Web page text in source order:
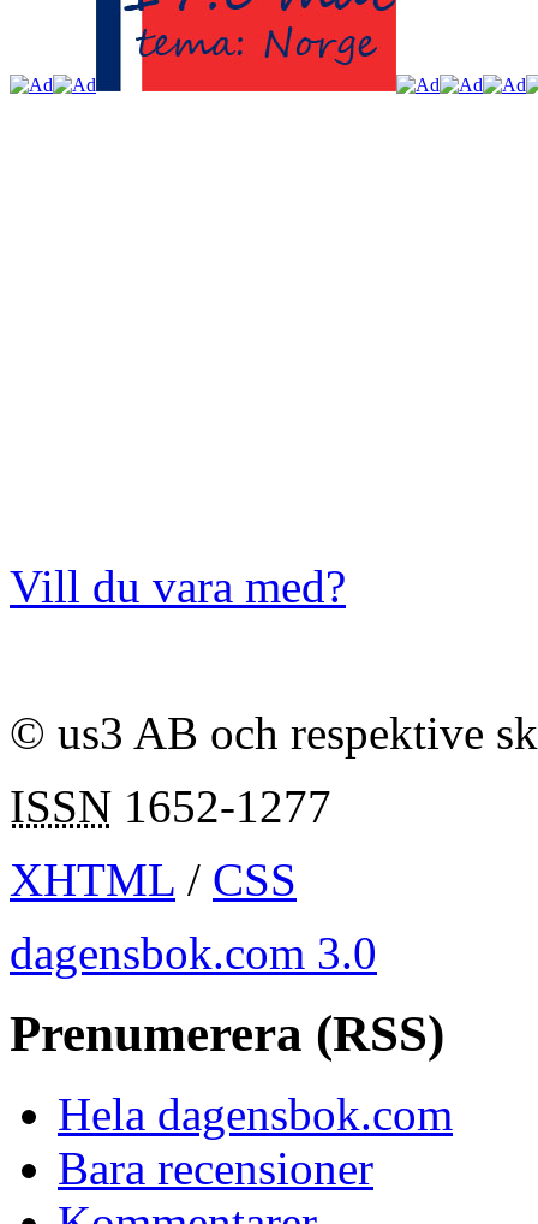
Vill du vara med?
© us3 AB och respektive
ISSN 1652-1277
XHTML / CSS
dagensbok.com 3.0
Prenumerera (RSS)
Hela dagensbok.com
Bara recensioner